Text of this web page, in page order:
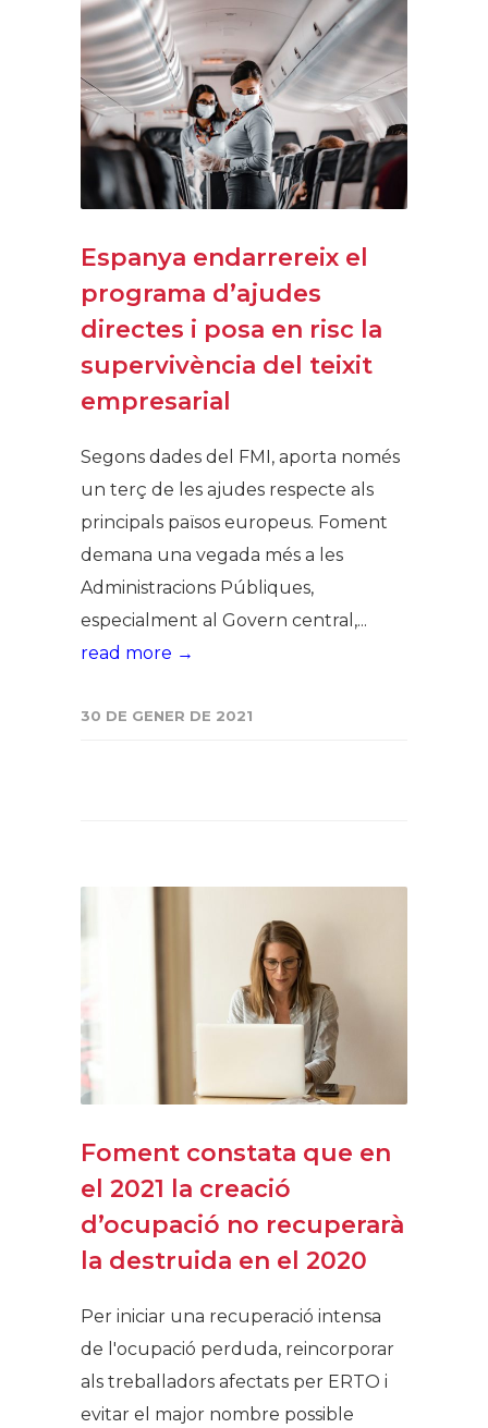
Espanya endarrereix el
programa d’ajudes
directes i posa en risc la
supervivència del teixit
empresarial
Segons dades del FMI, aporta només
un terç de les ajudes respecte als
principals països europeus. Foment
demana una vegada més a les
Administracions Públiques,
especialment al Govern central,...
read more →
30 DE GENER DE 2021
Foment constata que en
el 2021 la creació
d’ocupació no recuperarà
la destruida en el 2020
Per iniciar una recuperació intensa
de l'ocupació perduda, reincorporar
als treballadors afectats per ERTO i
evitar el major nombre possible